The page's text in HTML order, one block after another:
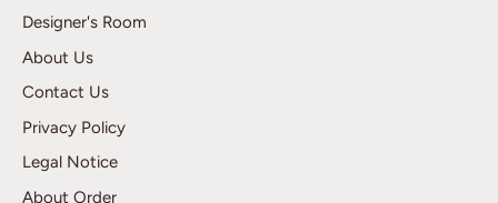
Designer's Room
About Us
Contact Us
Privacy Policy
Legal Notice
About Order